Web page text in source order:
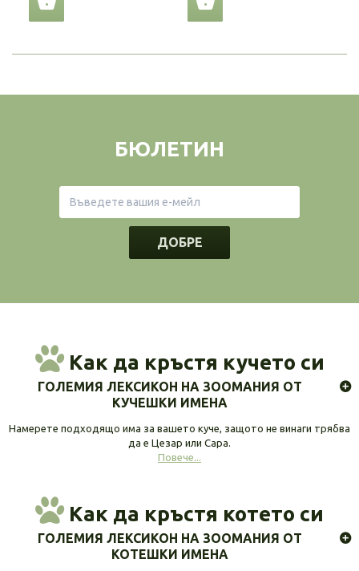
БЮЛЕТИН
ДОБРЕ
Как да кръстя кучето си
ГОЛЕМИЯ ЛЕКСИКОН НА ЗООМАНИЯ ОТ
КУЧЕШКИ ИМЕНА
Намерете подходящо има за вашето куче, защото не винаги трябва
да е Цезар или Сара.
Повече...
Как да кръстя котето си
ГОЛЕМИЯ ЛЕКСИКОН НА ЗООМАНИЯ ОТ
КОТЕШКИ ИМЕНА